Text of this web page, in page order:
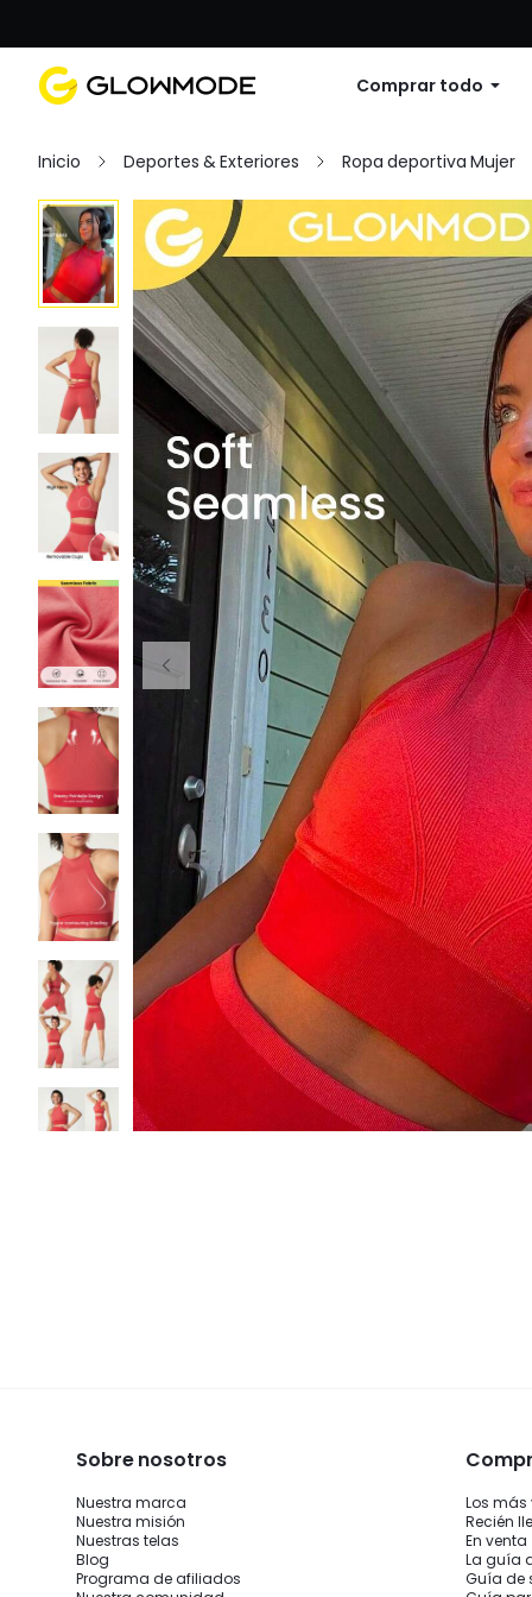
Comprar todo
Inicio Deportes & Exteriores Ropa deportiva Mujer
Sobre nosotros
Nuestra marca
Nuestra misión
Nuestras telas
Blog
Programa de afiliados
Los
Recién
En venta
La guía
Guía de